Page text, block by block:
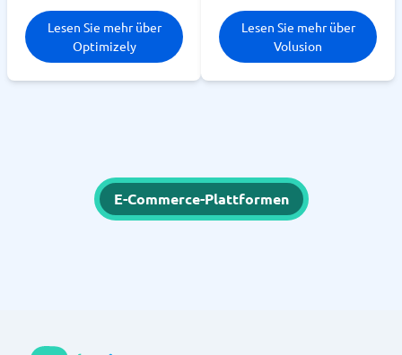
Lesen Sie mehr über
Optimizely
Lesen Sie mehr über
Volusion
E-Commerce-Plattformen